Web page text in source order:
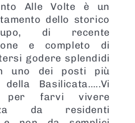
Alle Volte è un
dello storico
di recente
e completo di
godere splendidi
uno dei posti più
Basilicata…..Vi
per farvi vivere
da residenti